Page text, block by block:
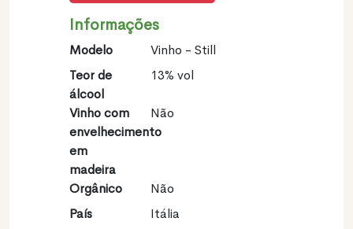
Informações
Modelo
Vinho - Still
Teor de
álcool
13% vol
Vinho com
envelhecimento
em
madeira
Não
Orgânico
Não
País
Itália